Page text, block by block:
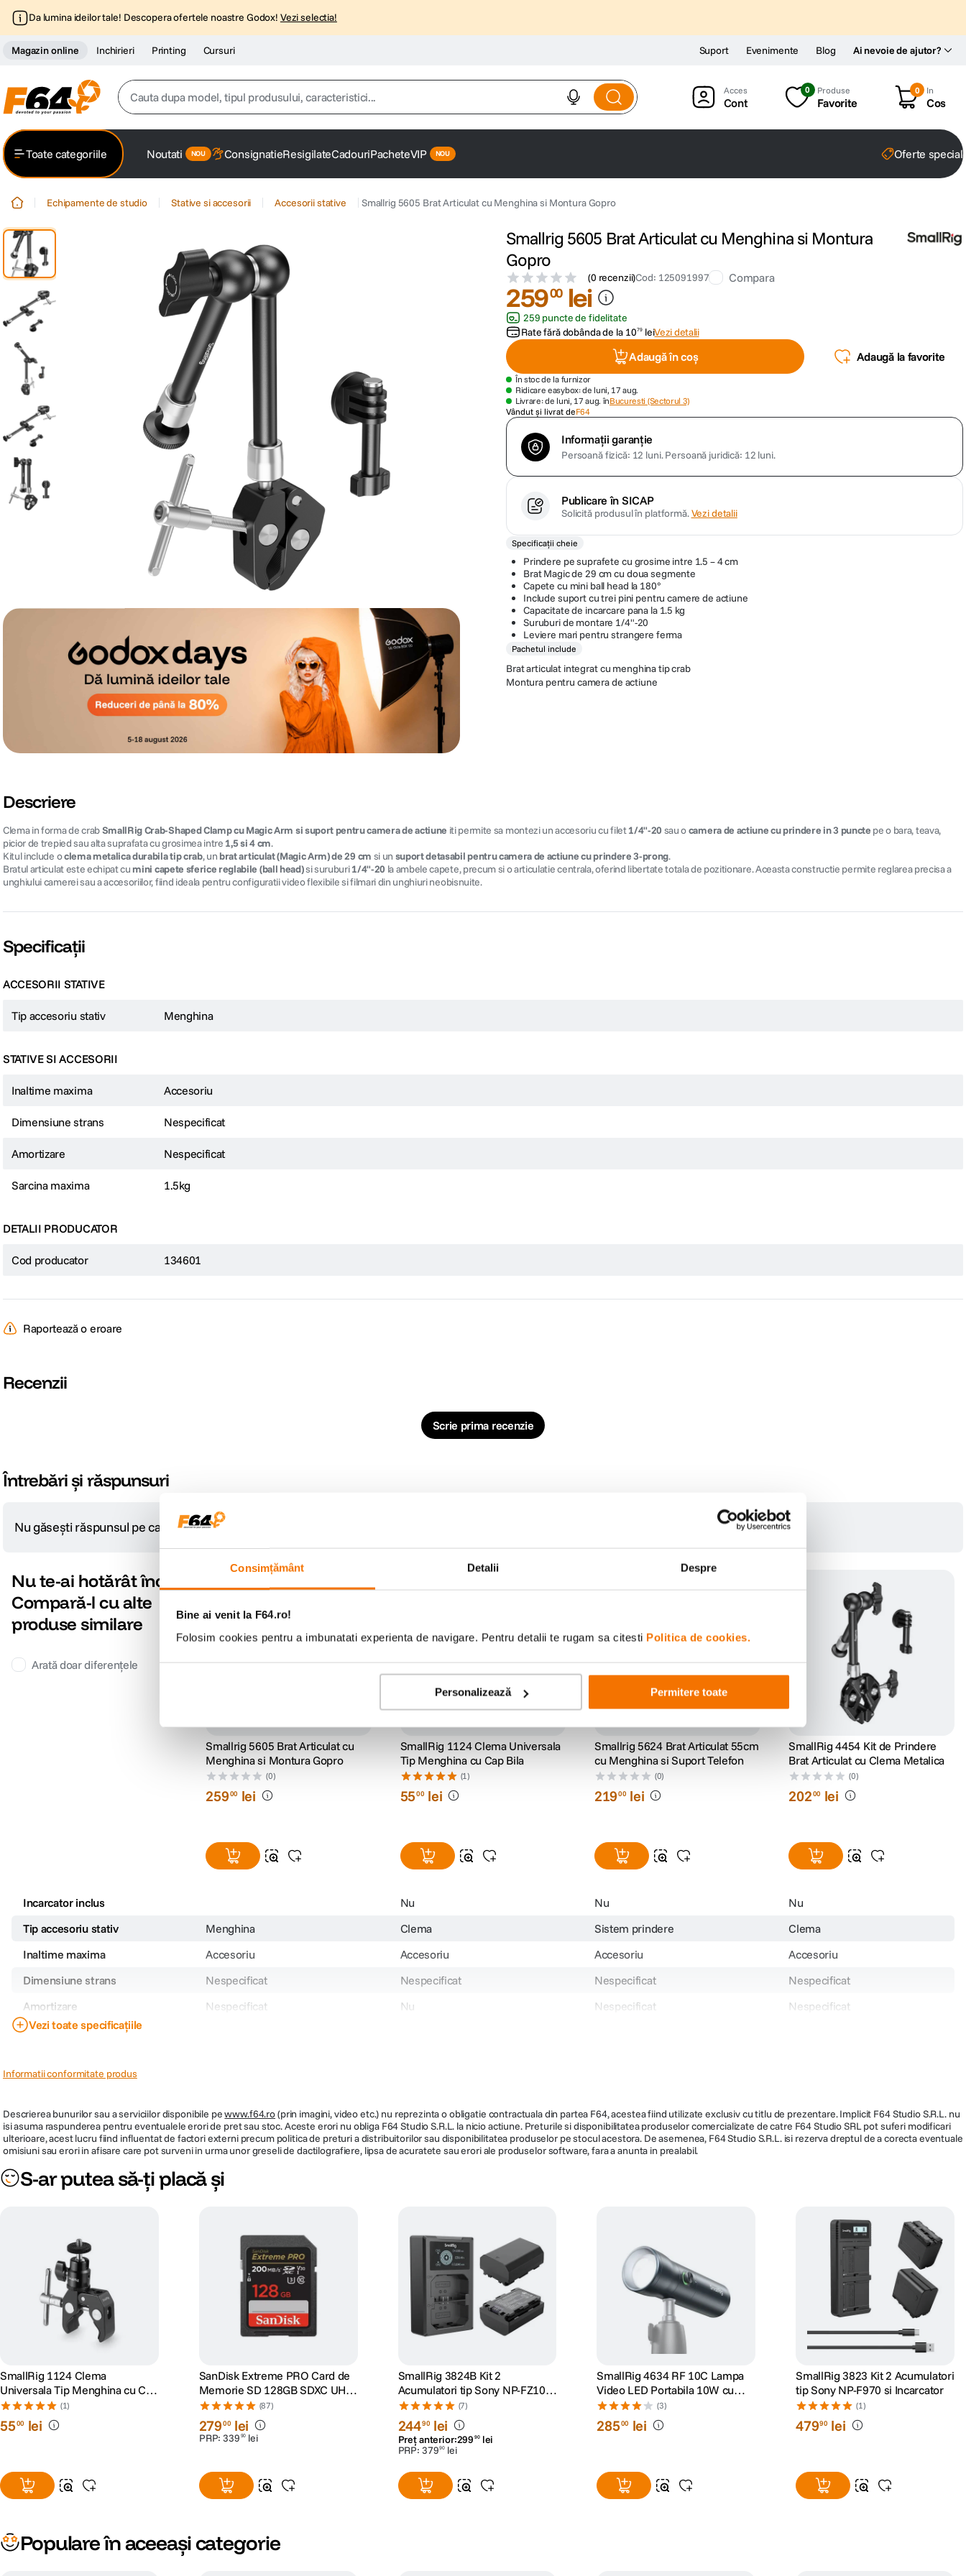
Consimțământ Detalii Despre
Bine ai venit la F64.ro!
Folosim cookies pentru a imbunatati experienta de navigare. Pentru detalii te rugam sa citesti Politica de cookies.
Personalizează Permitere toate
Da lumina ideilor tale! Descopera ofertele noastre Godox! Vezi selectia!
Magazin online Inchirieri Printing Cursuri Ai nevoie de ajutor?
Suport Evenimente Blog
Cauta dupa model, tipul produsului, caracteristici...
trepied
peak design
canon sx740 hs
lavaliera
sony fx
8. card memorie
dji mic mini
dji osmo
Cont
0 Produse
Favorite
0 In
Cos
Toate categoriile Noutati ConsignatieResigilateCadouriPacheteVIP Oferte
Echipamente de studio Stative si accesorii Accesorii stative Smallrig 5605 Brat Articulat cu Menghina si Montura Gopro
Smallrig 5605 Brat Articulat cu Menghina si Montura
Gopro
(0 recenzii)Cod: 125091997 Compara
25900 lei
259 puncte de fidelitate
Rate fără dobânda de la 1079 leiVezi detalii
Adaugă în coș Adaugă la favorite
În stoc de la furnizor
Ridicare easybox: de luni, 17 aug.
Livrare: de luni, 17 aug. înBucuresti (Sectorul 3)
Vândut și livrat deF64
Informații garanție
Persoană fizică: 12 luni.Persoană juridică: 12 luni.
Publicare în SICAP
Solicită produsul în platformă.Vezi detalii
Specificații cheie
Prindere pe suprafete cu grosime intre 1.5 – 4 cm
Brat Magic de 29 cm cu doua segmente
Capete cu mini ball head la 180°
Include suport cu trei pini pentru camere de actiune
Capacitate de incarcare pana la 1.5 kg
Suruburi de montare 1/4"-20
Leviere mari pentru strangere ferma
Pachetul include
Brat articulat integrat cu menghina tip crab
Montura pentru camera de actiune
Descriere
Clema in forma de crabSmallRig Crab-Shaped Clamp cu Magic Arm si suport pentru camera de actiune iti permite sa montezi un accesoriu cu filet1/4"-20 sau ocamera de actiune cu prindere in 3 puncte pe o bara, teava,
picior de trepied sau alta suprafata cu grosimea intre 1,5 si 4 cm.
Kitul include oclema metalica durabila tip crab, un brat articulat (Magic Arm) de 29 cm si un suport detasabil pentru camera de actiune cu prindere 3-prong.
Bratul articulat este echipat cu mini capete sferice reglabile (ball head)si suruburi1/4"-20 la ambele capete, precum si o articulatie centrala, oferind libertate totala de pozitionare. Aceasta constructie permite reglarea precisa a
unghiului camerei sau a accesoriilor, fiind ideala pentru configuratii video flexibile si filmari din unghiuri neobisnuite.
Specificații
ACCESORII STATIVE
Tip accesoriu stativ Menghina
STATIVE SI ACCESORII
Inaltime maxima Accesoriu
Dimensiune strans Nespecificat
Amortizare Nespecificat
Sarcina maxima 1.5kg
DETALII PRODUCATOR
Cod producator 134601
Raportează o eroare
Recenzii
Scrie prima recenzie
Întrebări și răspunsuri
Nu găsești răspunsul pe care îl cauți?
Nu te-ai hotărât încă?
Compară-l cu alte
produse similare
Arată doar diferențele
Smallrig 5605 Brat Articulat cu
Menghina si Montura Gopro
(0)
25900 lei
SmallRig 1124 Clema Universala
Tip Menghina cu Cap Bila
(1)
5500 lei
Smallrig 5624 Brat Articulat 55cm
cu Menghina si Suport Telefon
(0)
21900 lei
SmallRig 4454 Kit de Prindere
Brat Articulat cu Clema Metalica
(0)
20200 lei
Incarcator inclus Nu Nu
Nu
Tip accesoriu stativ
Menghina Clema Sistem prindere
Clema
Inaltime maxima
Accesoriu Accesoriu Accesoriu
Accesoriu
Dimensiune strans
Nespecificat Nespecificat Nespecificat
Nespecificat
Amortizare
Nespecificat Nu Nespecificat
Nespecificat
Sarcina maxima
Cod producator
PRP
259 55 219 202
Vezi toate specificațiile
Informatii conformitate produs
Descrierea bunurilor sau a serviciilor disponibile pewww.f64.ro(prin imagini, video etc.) nu reprezinta o obligatie contractuala din partea F64, acestea fiind utilizate exclusiv cu titlu de prezentare. Implicit F64 Studio S.R.L. nu
isi asuma raspunderea pentru eventualele erori de pret sau stoc. Aceste erori nu obliga F64 Studio S.R.L. la nicio actiune. Preturile si disponibilitatea produselor comercializate de catre F64 Studio SRL pot suferi modificari
ulterioare, acest lucru fiind influentat de factori externi precum politica de preturi a distribuitorilor sau disponibilitatea produselor pe stocul acestora. De asemenea, F64 Studio S.R.L. isi rezerva dreptul de a corecta eventuale
omisiuni sau erori in afisare care pot surveni in urma unor greseli de dactilografiere, lipsa de acuratete sau erori ale produselor software, fara a anunta in prealabil.
S-ar putea să-ți placă și
SmallRig 1124 Clema
Universala Tip Menghina cu Cap
Bila
(1)
5500 lei
SanDisk Extreme PRO Card de
Memorie SD 128GB SDXC UHS-
I Class 10 U3 V30 + 2 Ani
RescuePRO Deluxe
(87)
27900 lei
PRP:339 90 lei
SmallRig 3824B Kit 2
Acumulatori tip Sony NP-FZ100
si Incarcator (7)
24490 lei
Preț anterior:299 90 lei
PRP: 37990 lei
SmallRig 4634 RF 10C Lampa
Video LED Portabila 10W cu
Focus Ajustabil 10°-60°
(3)
28500 lei
SmallRig 3823 Kit 2 Acumulatori
tip Sony NP-F970 si Incarcator
(1)
47990 lei
Populare în aceeași categorie